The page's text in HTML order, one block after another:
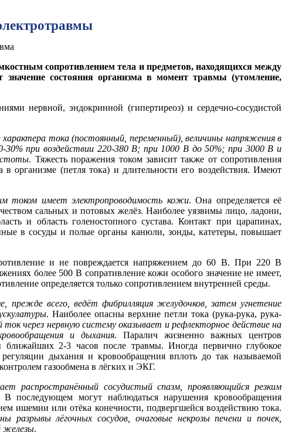
сопротивлением тела и предметов, находящихся между
состояния организма в момент травмы (утомление,
нервной, эндокринной (гипертиреоз) и сердечно-сосудистой
тока (постоянный, переменный), величины напряжения в
при воздействии 220-380 В; при 1000 В до 50%; при 3000 В и
. Тяжесть поражения током зависит также от сопротивления
организме (петля тока) и длительности его воздействия. Имеют
током имеет электропроводимость кожи. Она определяется её
сальных и потовых желёз. Наиболее уязвимы лицо, ладони,
и область голеностопного сустава. Контакт при царапинах,
в сосуды и полые органы канюли, зонды, катетеры, повышает
и не повреждается напряжением до 60 В. При 220 В
более 500 В сопративление кожи особого значение не имеет,
определяется только сопротивлением внутренней среды.
прежде всего, ведёт фибрилляция желудочков, затем угнетение
. Наиболее опасны верхние петли тока (рука-рука, рука-
ток через нервную систему оказывает и рефлекторное действие на
и дыхания. Паралич жизненно важных центров
ближайших 2-3 часов после травмы. Иногда первично глубокое
дыхания и кровообращения вплоть до так называемой
газообмена в лёгких и ЭКГ.
распространённый сосудистый спазм, проявляющийся резким
В последующем могут наблюдаться нарушения кровообращения
ишемии или отёка конечности, подвергшейся воздействию тока.
разрывы лёгочных сосудов, очаговые некрозы печени и почек,
железы.